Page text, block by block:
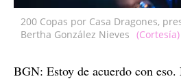
200 Copas por Casa Dragones,
Bertha González Nieves (Cortesía)
BGN: Estoy de acuerdo con